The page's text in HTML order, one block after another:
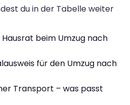
du in der Tabelle weiter
beim Umzug nach
für den Umzug nach
Transport – was passt